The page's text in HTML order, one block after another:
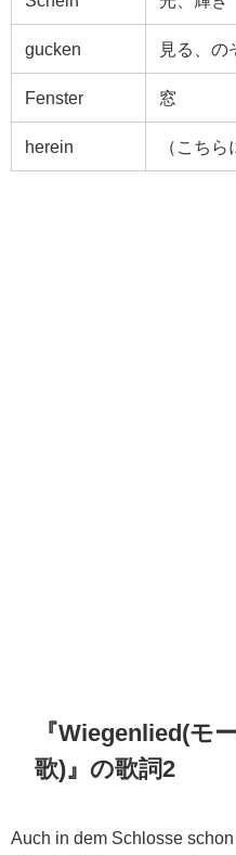
gucken 見る、の
Fenster 窓
herein （こち
『Wiegenlied(モ
歌)』の歌詞2
Auch in dem Schlosse